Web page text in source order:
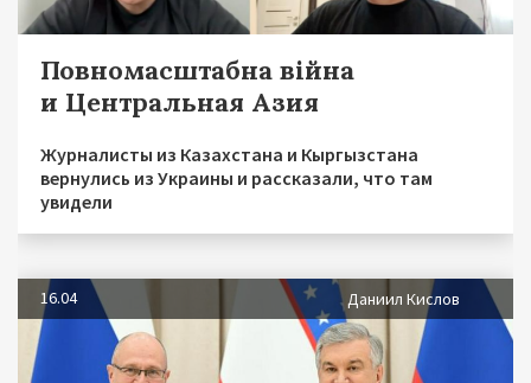
Повномасштабна війна
и Центральная Азия
Журналисты из Казахстана и Кыргызстана
вернулись из Украины и рассказали, что там
увидели
16.04 Даниил Кислов